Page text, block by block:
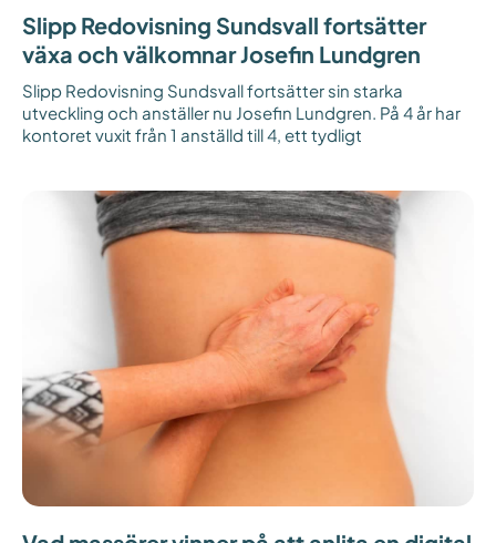
Slipp Redovisning Sundsvall fortsätter
växa och välkomnar Josefin Lundgren
Slipp Redovisning Sundsvall fortsätter sin starka
utveckling och anställer nu Josefin Lundgren. På 4 år har
kontoret vuxit från 1 anställd till 4, ett tydligt